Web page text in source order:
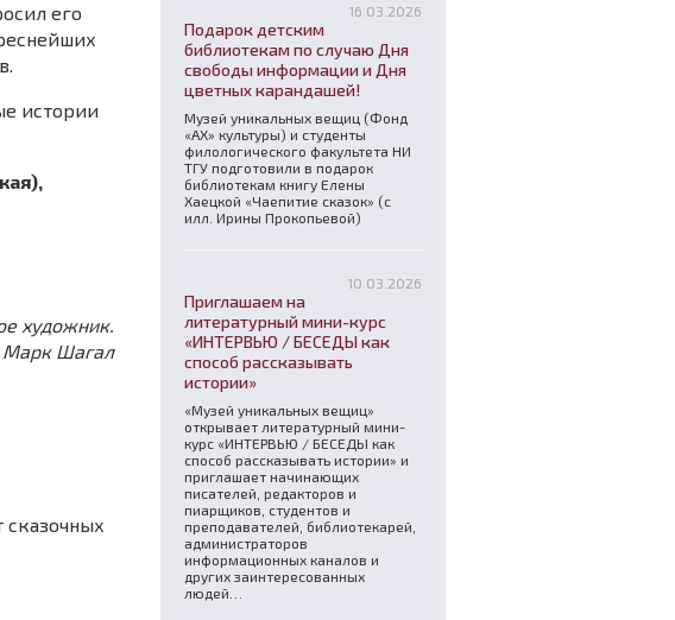
его
истории
художник.
Марк Шагал
16.03.2026
Подарок детским
библиотекам по случаю Дня
свободы информации и Дня
цветных карандашей!
Музей уникальных вещиц (Фонд
«АХ» культуры) и студенты
филологического факультета НИ
ТГУ подготовили в подарок
библиотекам книгу Елены
Хаецкой «Чаепитие сказок» (с
илл. Ирины Прокопьевой)
10.03.2026
Приглашаем на
литературный мини-курс
«ИНТЕРВЬЮ / БЕСЕДЫ как
способ рассказывать
истории»
«Музей уникальных вещиц»
открывает литературный мини-
курс «ИНТЕРВЬЮ / БЕСЕДЫ как
способ рассказывать истории» и
приглашает начинающих
писателей, редакторов и
пиарщиков, студентов и
преподавателей, библиотекарей,
администраторов
информационных каналов и
других заинтересованных
людей…